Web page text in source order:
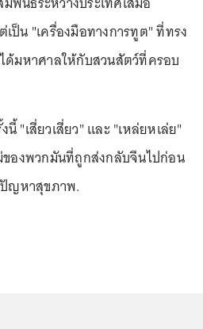
ป็น "เครื่องมือทางการทูต" ที่ทรง
ด้มหาศาลให้กับสวนสัตว์ที่ครอบ
"เสี่ยวเสี่ยว" และ "เหล่ยหเล่ย"
องพวกมันที่ถูกส่งกลับจีนไปก่อน
ญหาสุขภาพ.